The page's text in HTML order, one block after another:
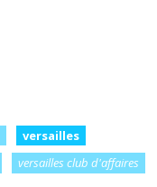
versailles
versailles club d'affaires